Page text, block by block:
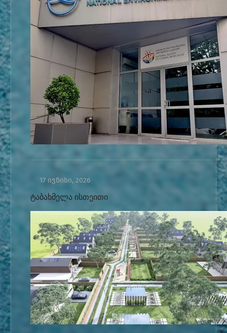
17 ივნისი, 2026
ტაბახმელა ისთეითი